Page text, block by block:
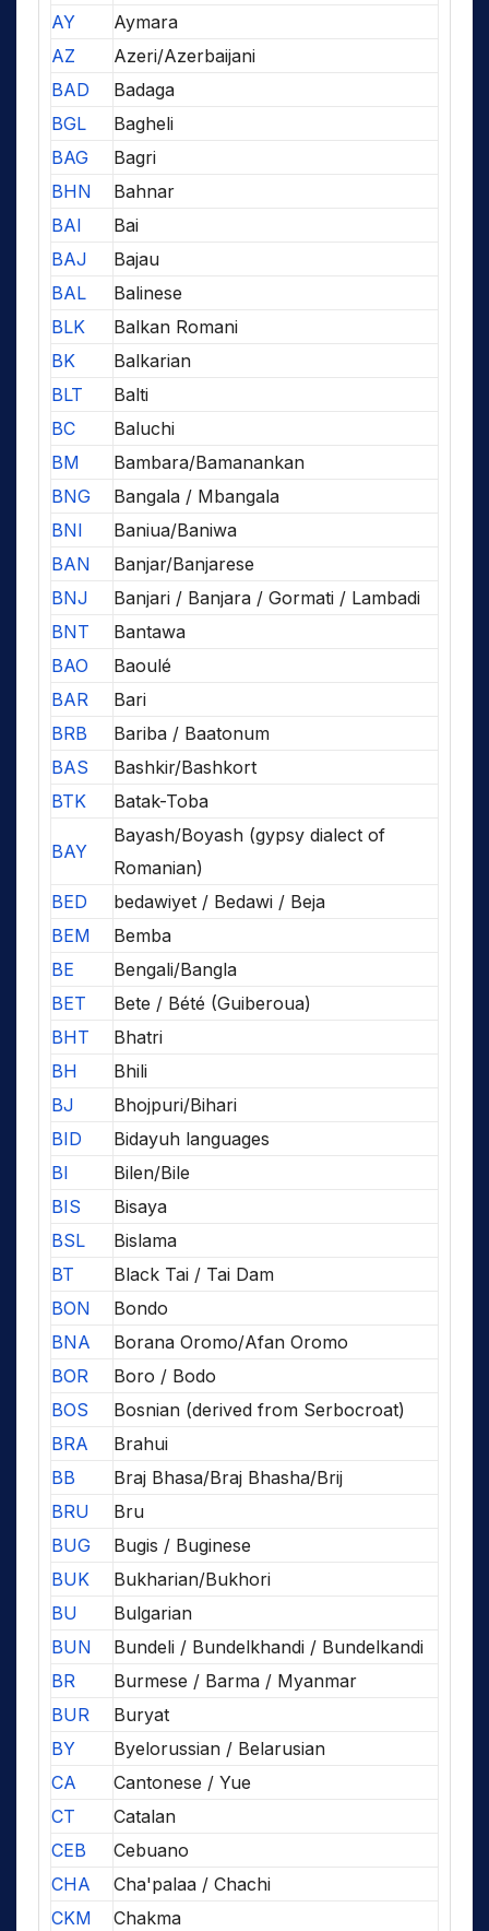
AY
Aymara
AZ
Azeri/Azerbaijani
BAD
Badaga
BGL
Bagheli
BAG
Bagri
BHN
Bahnar
BAI
Bai
BAJ
Bajau
BAL
Balinese
BLK
Balkan Romani
BK
Balkarian
BLT
Balti
BC
Baluchi
BM
Bambara/Bamanankan
BNG
Bangala / Mbangala
BNI
Baniua/Baniwa
BAN
Banjar/Banjarese
BNJ
Banjari / Banjara / Gormati / Lambadi
BNT
Bantawa
BAO
Baoulé
BAR
Bari
BRB
Bariba / Baatonum
BAS
Bashkir/Bashkort
BTK
Batak-Toba
BAY
Bayash/Boyash (gypsy dialect of
Romanian)
BED
bedawiyet / Bedawi / Beja
BEM
Bemba
BE
Bengali/Bangla
BET
Bete / Bété (Guiberoua)
BHT
Bhatri
BH
Bhili
BJ
Bhojpuri/Bihari
BID
Bidayuh languages
BI
Bilen/Bile
BIS
Bisaya
BSL
Bislama
BT
Black Tai / Tai Dam
BON
Bondo
BNA
Borana Oromo/Afan Oromo
BOR
Boro / Bodo
BOS
Bosnian (derived from Serbocroat)
BRA
Brahui
BB
Braj Bhasa/Braj Bhasha/Brij
BRU
Bru
BUG
Bugis / Buginese
BUK
Bukharian/Bukhori
BU
Bulgarian
BUN
Bundeli / Bundelkhandi / Bundelkandi
BR
Burmese / Barma / Myanmar
BUR
Buryat
BY
Byelorussian / Belarusian
CA
Cantonese / Yue
CT
Catalan
CEB
Cebuano
CHA
Cha'palaa / Chachi
CKM
Chakma